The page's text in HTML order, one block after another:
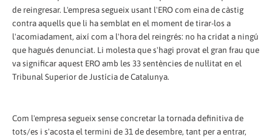
de reingresar. L'empresa segueix usant l'ERO com eina de càstig
contra aquells que li ha semblat en el moment de tirar-los a
l'acomiadament, així com a l'hora del reingrés: no ha cridat a ningú
que hagués denunciat. Li molesta que s'hagi provat el gran frau que
va significar aquest ERO amb les 33 sentències de nul·litat en el
Tribunal Superior de Justícia de Catalunya.
Com l'empresa segueix sense concretar la tornada definitiva de
tots/es i s'acosta el termini de 31 de desembre, tant per a entrar,